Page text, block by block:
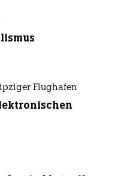
Flughafen